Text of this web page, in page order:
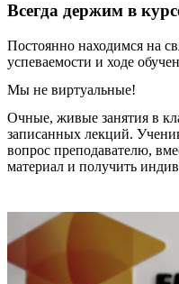
Всегда держим в
Постоянно находимся на
успеваемости и ходе
Мы не виртуальные!
Очные, живые занятия в
записанных лекций.
вопрос преподавателю,
материал и получить